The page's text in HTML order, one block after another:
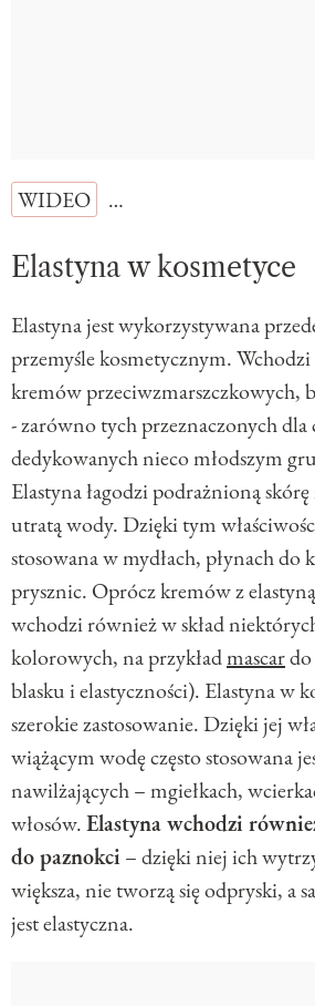
WIDEO …
Elastyna w kosmetyce
Elastyna jest wykorzystywana
przemyśle kosmetycznym. Wchodzi
kremów przeciwzmarszczkowych,
- zarówno tych przeznaczonych dla
dedykowanych nieco młodszym
Elastyna łagodzi podrażnioną
utratą wody. Dzięki tym
stosowana w mydłach, płynach do
prysznic. Oprócz kremów z
wchodzi również w skład
kolorowych, na przykładmascar
blasku i elastyczności). Elastyna w
szerokie zastosowanie. Dzięki jej
wiążącym wodę często stosowana
nawilżających – mgiełkach,
włosów.Elastyna wchodzi
do paznokci – dzięki niej ich
większa, nie tworzą się odpryski, a
jest elastyczna.